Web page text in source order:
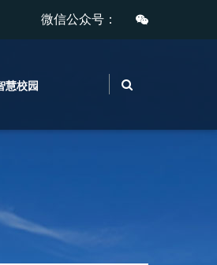
微信公众号：
慧校园